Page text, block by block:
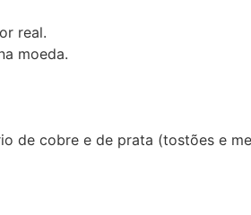
real.
moeda.
de cobre e de prata (tostões e